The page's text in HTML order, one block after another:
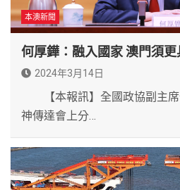
本澳新聞
何厚鏵：融入國家 澳門須更
2024年3月14日
【本報訊】全國政協副主席
神傳達會上分…